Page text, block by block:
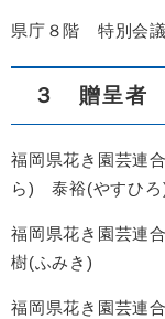
県庁８階 特別会
３ 贈呈者
福岡県花き園芸連
ら) 泰裕(やすひろ
福岡県花き
樹(ふみき)
福岡県花き園